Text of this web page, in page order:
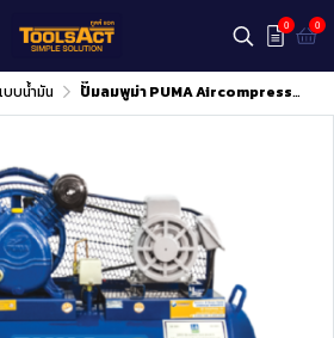
0 0
บน้ำมัน ปั๊มลมพูม่า PUMA Aircompressor 1 HP Model : PP-21